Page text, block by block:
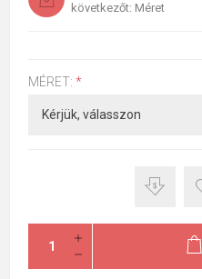
következőt: Méret
MÉRET: *